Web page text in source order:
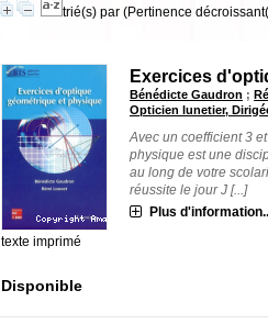
trié(s) par (Pertinence
texte imprimé
Exercices
Bénédicte Gaudron ;
Opticien lunetier,
Avec un coefficient 3
physique est une
au long de votre
réussite le jour J [...]
Plus
Disponible